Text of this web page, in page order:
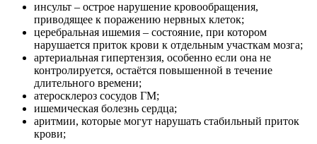
инсульт – острое нарушение кровообращения,
приводящее к поражению нервных клеток;
церебральная ишемия – состояние, при котором
нарушается приток крови к отдельным участкам мозга;
артериальная гипертензия, особенно если она не
контролируется, остаётся повышенной в течение
длительного времени;
атеросклероз сосудов ГМ;
ишемическая болезнь сердца;
аритмии, которые могут нарушать стабильный приток
крови;